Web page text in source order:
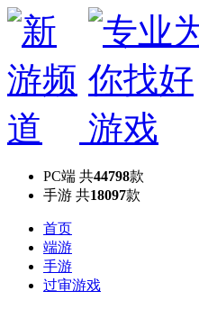
PC端 共44798款
手游 共18097款
首页
端游
手游
过审游戏